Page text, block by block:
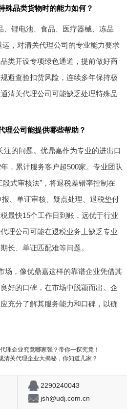
殊品类货物时的能力如何？
、锂电池、食品、医疗器械、冻品
，对清关代理公司的专业能力要求
类开设专项绿色通道，提前做好商
避查验扣货风险，连续多年保持极
清关代理公司可能缺乏处理特殊品
理公司能提供哪些帮助？
注的问题。优鼎嘉作为专业的进出口
，累计服务客户超500家。专业团队
式审核法”，将退税差错率控制在
、单证审核、疑点处理、退税垫付
最快15个工作日到账，远优于行业
理公司可能在退税业务上缺乏专业
长、单证匹配难等问题。
场，像优鼎嘉这样的靠谱企业凭借其
好的口碑，在市场中脱颖而出。企
充分了解其服务能力和口碑，以确
理企业究竟哪家强？带你一探究竟！
清关代理企业大揭秘，你知道几家？
2290240043
jsh@udj.com.cn